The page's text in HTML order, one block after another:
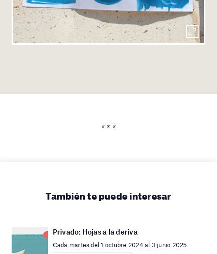
* * *
También te puede interesar
Privado: Hojas a la deriva
Cada martes del 1 octubre 2024 al 3 junio 2025